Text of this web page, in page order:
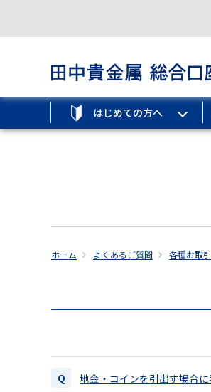
はじめての方へ
ホーム よくあるご質問 各種お取引
地金・コインを引出す場合